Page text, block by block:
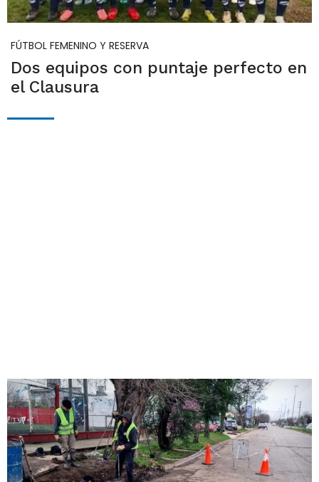
FÚTBOL FEMENINO Y RESERVA
Dos equipos con puntaje perfecto en
el Clausura